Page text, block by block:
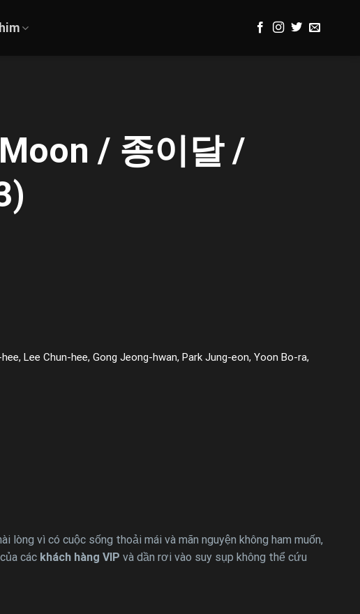
/ 종이달 /
Lee Chun-hee, Gong Jeong-hwan, Park Jung-eon, Yoon Bo-ra,
vì có cuộc sống thoải mái và mãn nguyện không ham muốn,
các khách hàng VIP và dần rơi vào suy sụp không thể cứu